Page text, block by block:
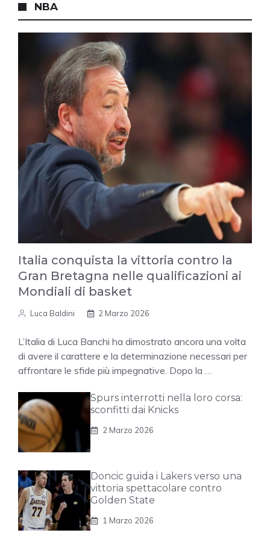
NBA
Italia conquista la vittoria contro la
Gran Bretagna nelle qualificazioni ai
Mondiali di basket
Luca Baldini 2 Marzo 2026
L’Italia di Luca Banchi ha dimostrato ancora una volta
di avere il carattere e la determinazione necessari per
affrontare le sfide più impegnative. Dopo la …
Spurs interrotti nella loro corsa:
sconfitti dai Knicks
2 Marzo 2026
Doncic guida i Lakers verso una
vittoria spettacolare contro
Golden State
1 Marzo 2026